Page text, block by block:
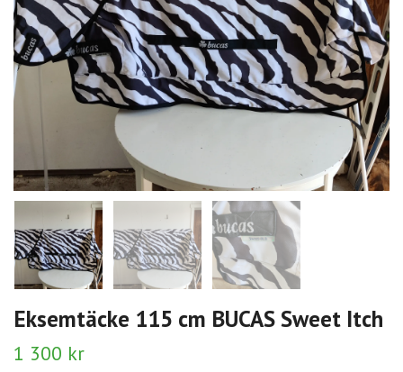
Eksemtäcke 115 cm BUCAS Sweet Itch
1 300 kr